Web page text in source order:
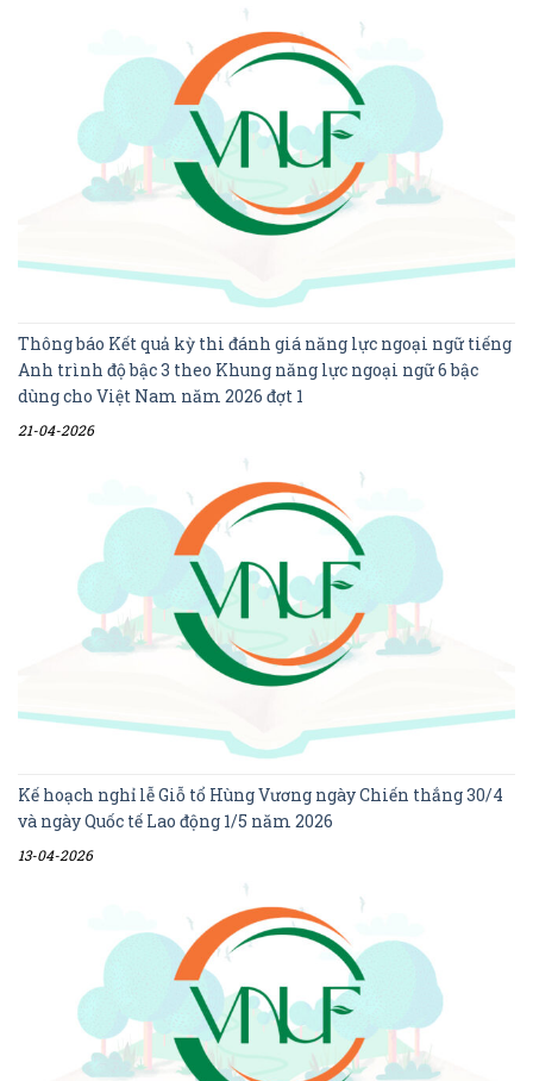
Thông báo Kết quả kỳ thi đánh giá năng lực ngoại ngữ tiếng
Anh trình độ bậc 3 theo Khung năng lực ngoại ngữ 6 bậc
dùng cho Việt Nam năm 2026 đợt 1
21-04-2026
Kế hoạch nghỉ lễ Giỗ tổ Hùng Vương ngày Chiến thắng 30/4
và ngày Quốc tế Lao động 1/5 năm 2026
13-04-2026